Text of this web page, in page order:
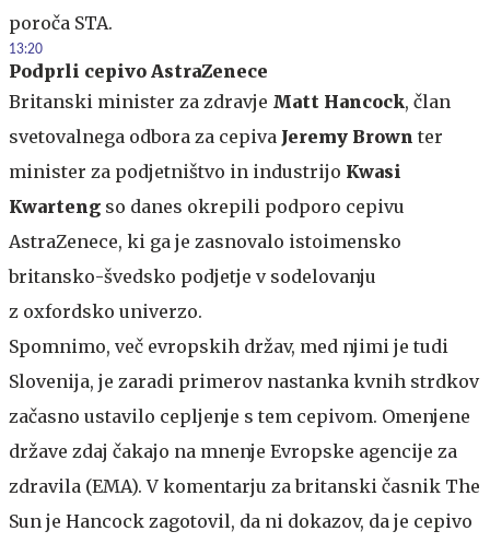
poroča STA.
13:20
Podprli cepivo AstraZenece
Britanski minister za zdravje Matt Hancock, član
svetovalnega odbora za cepiva Jeremy Brown ter
minister za podjetništvo in industrijo Kwasi
Kwarteng so danes okrepili podporo cepivu
AstraZenece, ki ga je zasnovalo istoimensko
britansko-švedsko podjetje v sodelovanju
z oxfordsko univerzo.
Spomnimo, več evropskih držav, med njimi je tudi
Slovenija, je zaradi primerov nastanka kvnih strdkov
začasno ustavilo cepljenje s tem cepivom. Omenjene
države zdaj čakajo na mnenje Evropske agencije za
zdravila (EMA). V komentarju za britanski časnik The
Sun je Hancock zagotovil, da ni dokazov, da je cepivo